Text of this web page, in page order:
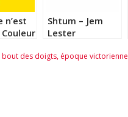
n’est
Shtum – Jem
Lester
bout des doigts, époque victorienne